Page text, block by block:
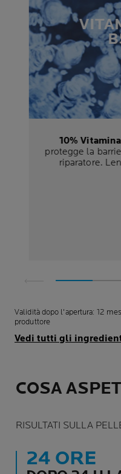
10%
protegge la
riparatore.
Validità dopo l'apertura: 12
produttore
Vedi tutti gli
COSA
RISULTATI SULLA
24 ORE